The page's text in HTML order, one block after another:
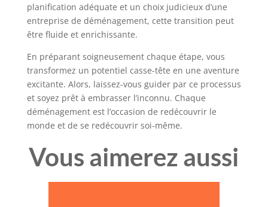
planification adéquate et un choix judicieux d’une
entreprise de déménagement, cette transition peut
être fluide et enrichissante.
En préparant soigneusement chaque étape, vous
transformez un potentiel casse-tête en une aventure
excitante. Alors, laissez-vous guider par ce processus
et soyez prêt à embrasser l’inconnu. Chaque
déménagement est l’occasion de redécouvrir le
monde et de se redécouvrir soi-même.
Vous aimerez aussi